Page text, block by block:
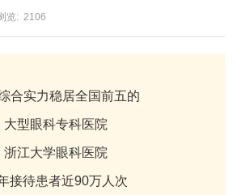
览: 2106
合实力稳居全国前五的
大型眼科专科医院
浙江大学眼科医院
接待患者近90万人次